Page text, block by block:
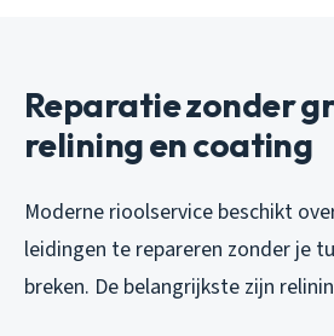
Reparatie zonder
relining en coating
Moderne rioolservice beschikt
leidingen te repareren zonder je
breken. De belangrijkste zijn